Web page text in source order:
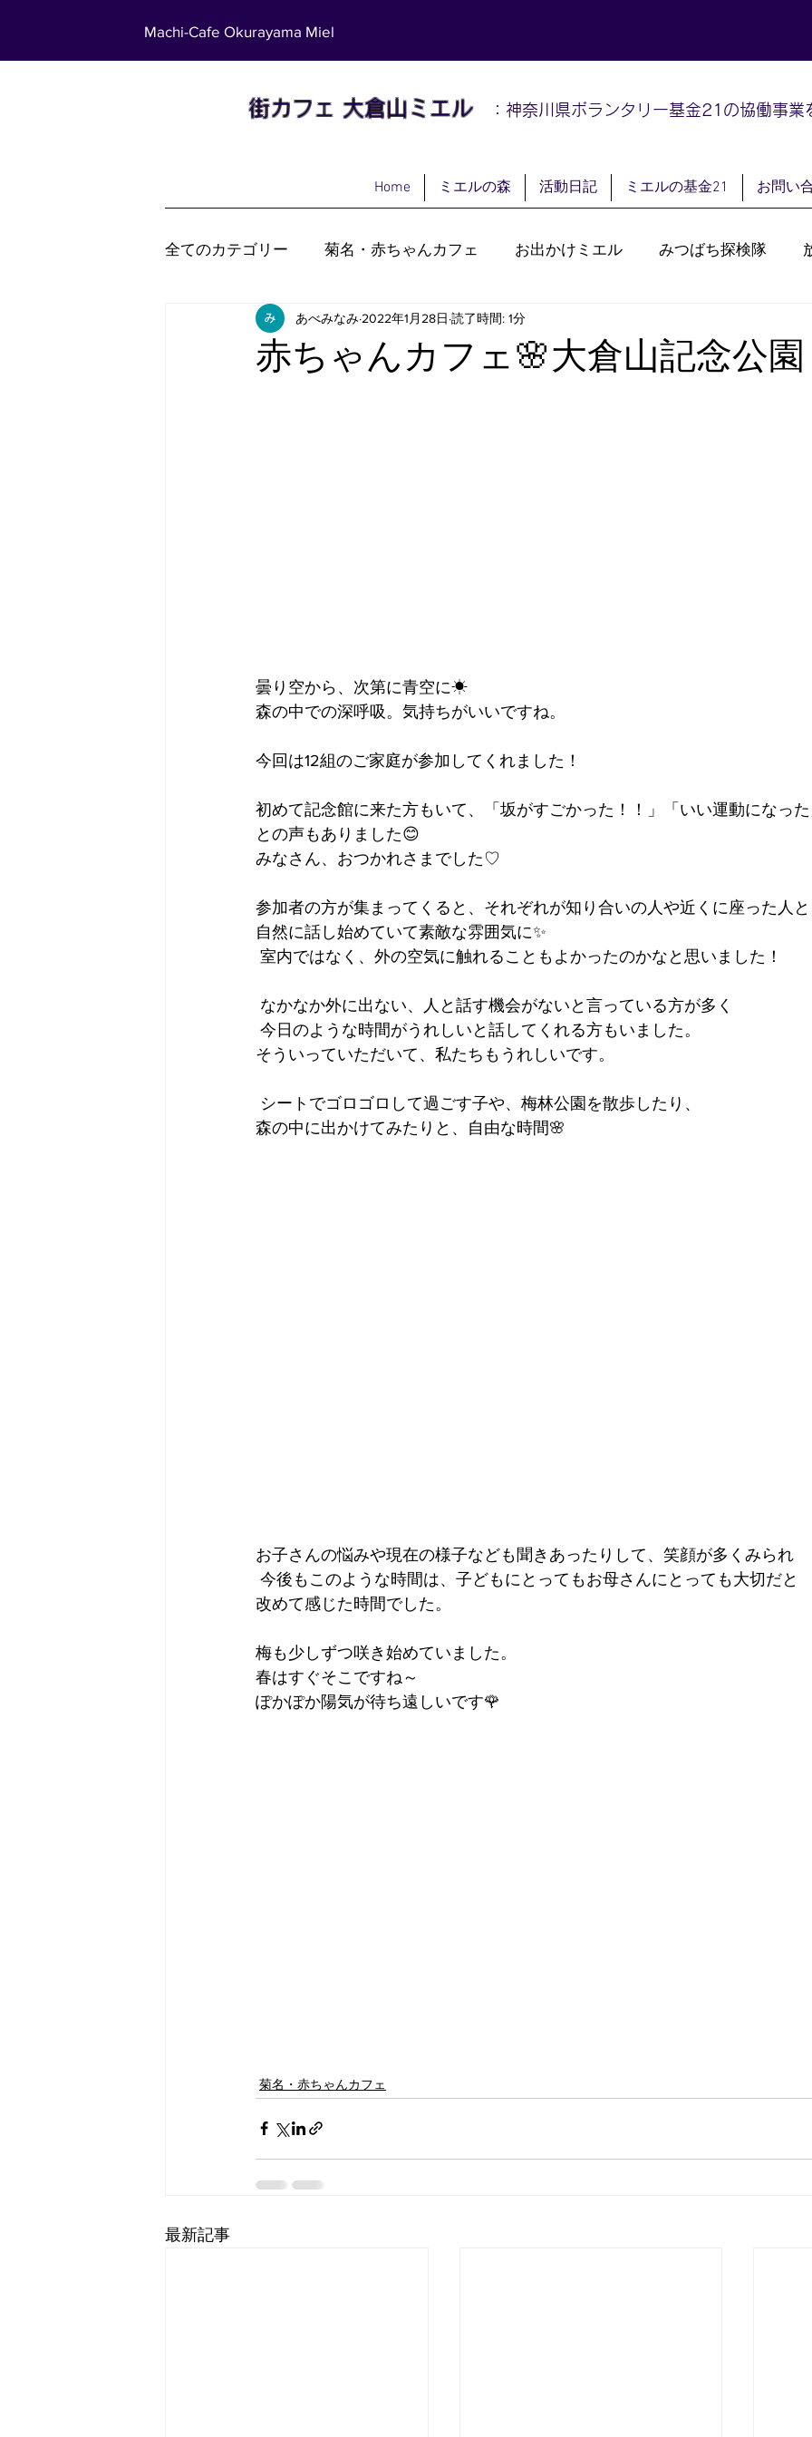
Machi-Cafe Okurayama Miel
街カフェ 大倉山 ミエル：神奈川県ボランタリー基金21の協働事業
Home ミエルの森 活動日記 ミエルの基金21 お問い
全てのカテゴリー 菊名・赤ちゃんカフェ お出かけミエル みつばち探検隊
もりのようちえん ミエル畑部 はちみつ保存会
赤ちゃんカフェ🌸大倉山記念公園
あべみなみ 2022年1月28日 読了時間: 1分
曇り空から、次第に青空に☀
森の中での深呼吸。気持ちがいいですね。
今回は12組のご家庭が参加してくれました！
初めて記念館に来た方もいて、「坂がすごかった！！」「いい運動になっ
との声もありました😊
みなさん、おつかれさまでした♡
参加者の方が集まってくると、それぞれが知り合いの人や近くに座った人
自然に話し始めていて素敵な雰囲気に✨
室内ではなく、外の空気に触れることもよかったのかなと思いました！
なかなか外に出ない、人と話す機会がないと言っている方が多く
今日のような時間がうれしいと話してくれる方もいました。
そういっていただいて、私たちもうれしいです。
シートでゴロゴロして過ごす子や、梅林公園を散歩したり、
森の中に出かけてみたりと、自由な時間🌸
お子さんの悩みや現在の様子なども聞きあったりして、笑顔が多くみられ
今後もこのような時間は、子どもにとってもお母さんにとっても大切だと
改めて感じた時間でした。
梅も少しずつ咲き始めていました。
春はすぐそこですね～
ぽかぽか陽気が待ち遠しいです🌹
菊名・赤ちゃんカフェ
最新記事